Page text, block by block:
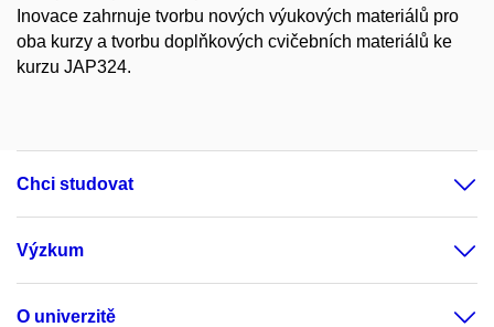
Inovace zahrnuje tvorbu nových výukových materiálů pro
oba kurzy a tvorbu doplňkových cvičebních materiálů ke
kurzu JAP324.
Chci studovat
Výzkum
O univerzitě